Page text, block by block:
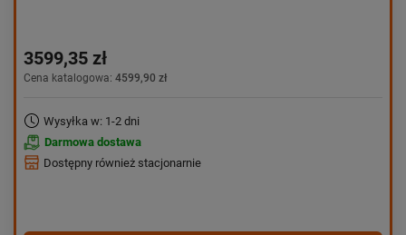
3599,35 zł
Cena katalogowa: 4599,90 zł
Wysyłka w: 1-2 dni
Darmowa dostawa
Dostępny również stacjonarnie